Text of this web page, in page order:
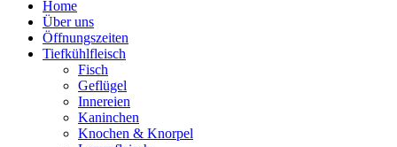
Home
Über uns
Öffnungszeiten
Tiefkühlfleisch
Fisch
Geflügel
Innereien
Kaninchen
Knochen & Knorpel